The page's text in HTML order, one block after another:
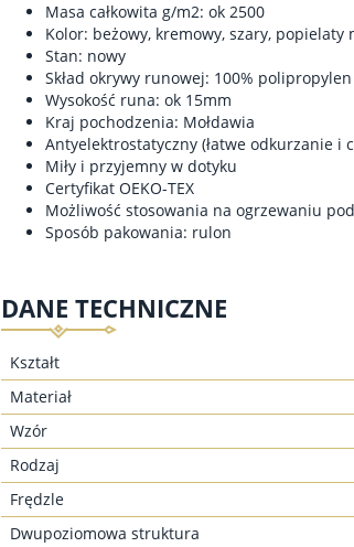
Masa całkowita g/m2: ok 2500
Kolor: beżowy, kremowy, szary, popielaty
Stan: nowy
Skład okrywy runowej: 100%
Wysokość runa: ok 15mm
Kraj pochodzenia: Mołdawia
Antyelektrostatyczny (łatwe odkurzanie i
Miły i przyjemny w dotyku
Certyfikat OEKO-TEX
Możliwość stosowania na ogrzewaniu
Sposób pakowania: rulon
DANE TECHNICZNE
Kształt
Materiał
Wzór
Rodzaj
Frędzle
Dwupoziomowa struktura